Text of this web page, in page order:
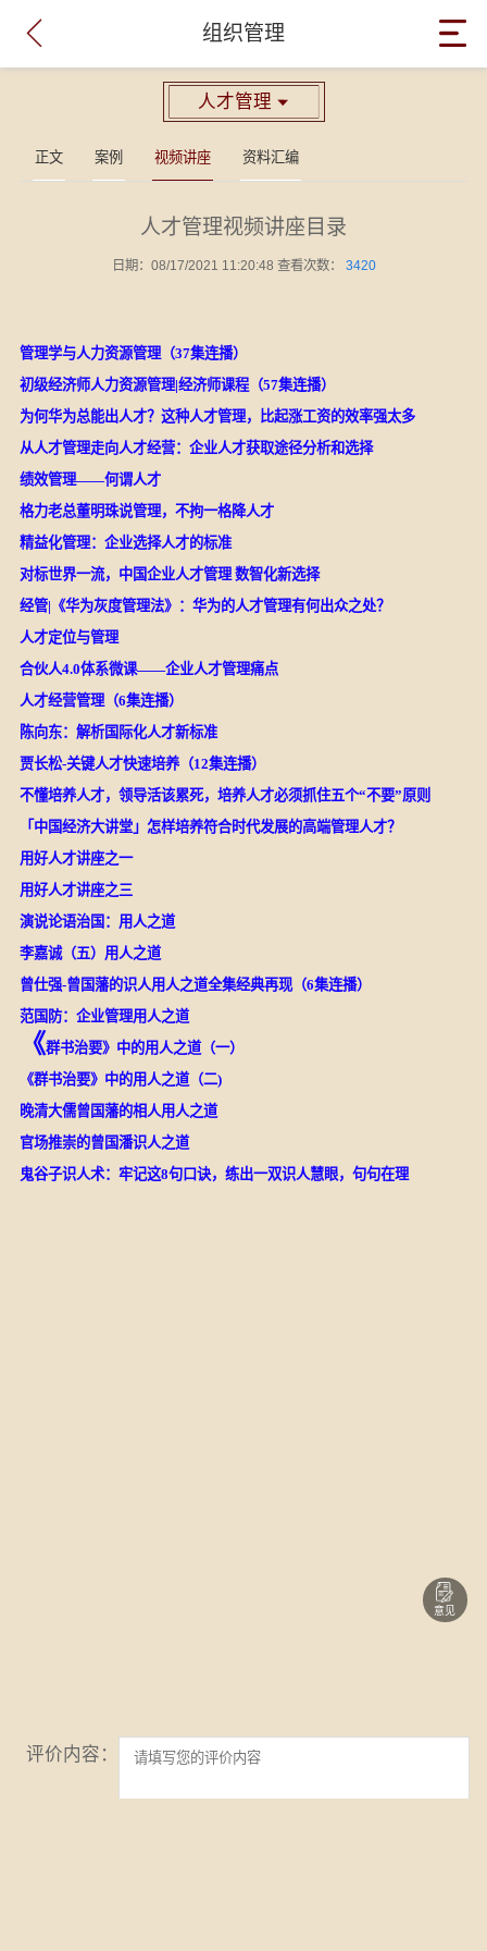
组织管理

意见
人才管理 
正文 案例 视频讲座 资料汇编
人才管理视频讲座目录
日期：08/17/2021 11:20:48 查看次数： 3420
管理学与人力资源管理（37集连播）
初级经济师人力资源管理|经济师课程（57集连播）
为何华为总能出人才？这种人才管理，比起涨工资的效率强太多
从人才管理走向人才经营：企业人才获取途径分析和选择
绩效管理——何谓人才
格力老总董明珠说管理，不拘一格降人才
精益化管理：企业选择人才的标准
对标世界一流，中国企业人才管理 数智化新选择
经管|《华为灰度管理法》：华为的人才管理有何出众之处？
人才定位与管理
合伙人4.0体系微课——企业人才管理痛点
人才经营管理（6集连播）
陈向东：解析国际化人才新标准
贾长松-关键人才快速培养（12集连播）
不懂培养人才，领导活该累死，培养人才必须抓住五个“不要”原则
「中国经济大讲堂」怎样培养符合时代发展的高端管理人才？
用好人才讲座之一
用好人才讲座之三
演说论语治国：用人之道
李嘉诚（五）用人之道
曾仕强-曾国藩的识人用人之道全集经典再现（6集连播）
范国防：企业管理用人之道
《群书治要》中的用人之道（一）
《群书治要》中的用人之道（二)
晚清大儒曾国藩的相人用人之道
官场推崇的曾国潘识人之道
鬼谷子识人术：牢记这8句口诀，练出一双识人慧眼，句句在理
评价内容：